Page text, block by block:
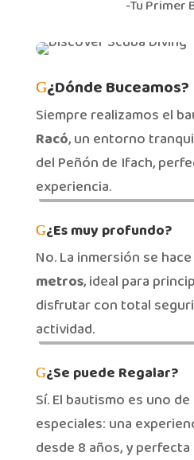
-Tu Primer
¿Dónde Buceamos?
Siempre realizamos el
Racó, un entorno
del Peñón de Ifach,
experiencia.
¿Es muy profundo?
No. La inmersión se hace
metros, ideal para
disfrutar con total
actividad.
¿Se puede Regalar?
Sí. El bautismo es uno
especiales: una
desde 8 años, y